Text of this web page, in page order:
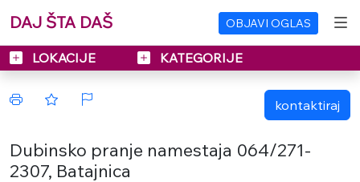
DAJ ŠTA DAŠ OBJAVI OGLAS
LOKACIJE KATEGORIJE
kontaktiraj
Dubinsko pranje namestaja 064/271-
2307, Batajnica